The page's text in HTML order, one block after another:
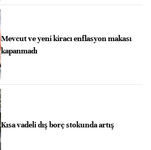
Mevcut ve yeni kiracı enflasyon makası
kapanmadı
Kısa vadeli dış borç stokunda artış